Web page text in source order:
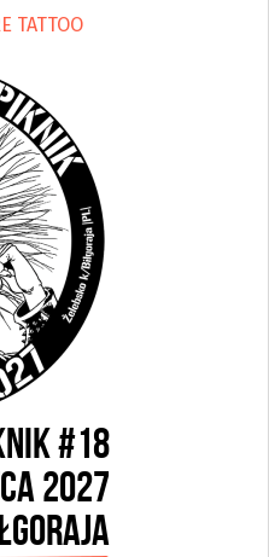
TATTOO
#18
2027